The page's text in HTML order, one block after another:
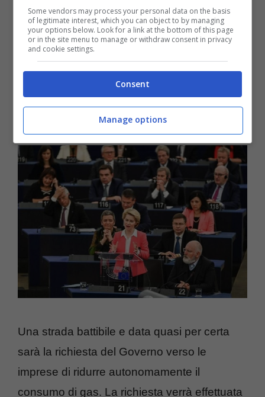
Una strada battibile e data quasi per certa
sarà la richiesta del Governo verso le
imprese di ridurre autonomamente il
consumo di gas. La richiesta verrà effettuata
Some vendors may process your personal data on the basis
of legitimate interest, which you can object to by managing
your options below. Look for a link at the bottom of this page
or in the site menu to manage or withdraw consent in privacy
and cookie settings.
Consent
Manage options